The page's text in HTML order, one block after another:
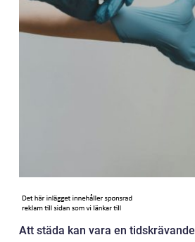
Att städa kan vara en